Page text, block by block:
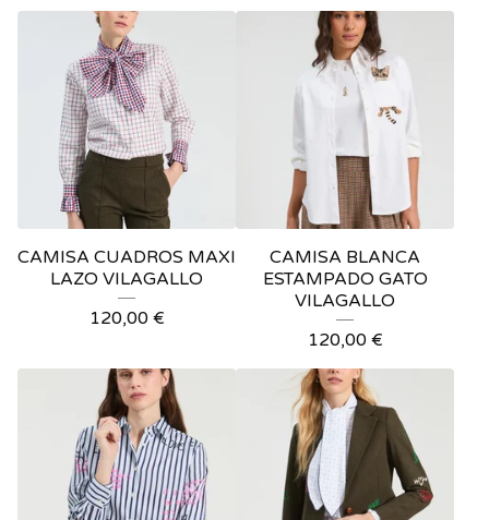
CAMISA CUADROS MAXI
LAZO VILAGALLO
120,00 €
CAMISA BLANCA
ESTAMPADO GATO
VILAGALLO
120,00 €